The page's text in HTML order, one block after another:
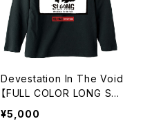
Devestation In The Void
【FULL COLOR LONG SLE
EVE】
¥5,000